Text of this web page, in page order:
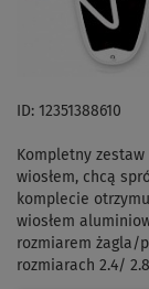
ID: 12351388610
Kompletny
wiosłem, chcą
komplecie
wiosłem
rozmiarem żagla/
rozmiarach 2.4/